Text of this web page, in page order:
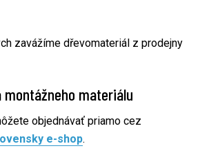
montážneho materiálu
objednávať priamo cez
e-shop.